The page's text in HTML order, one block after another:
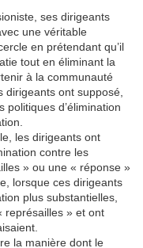
ses dirigeants
une véritable
en prétendant qu’il
tout en éliminant la
à la communauté
dirigeants ont supposé,
politiques d’élimination
les dirigeants ont
contre les
» ou une « réponse »
lorsque ces dirigeants
plus substantielles,
représailles » et ont
la manière dont le